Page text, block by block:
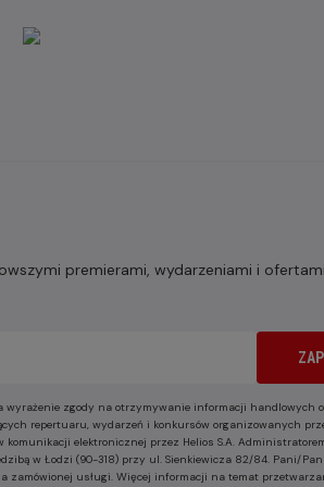
premierami, wydarzeniami i
wyrażenie zgody na otrzymywanie informacji handlowych
repertuaru, wydarzeń i konkursów organizowanych
komunikacji elektronicznej przez Helios S.A.
w Łodzi (90-318) przy ul. Sienkiewicza 82/84. Pani/
zamówionej usługi. Więcej informacji na temat